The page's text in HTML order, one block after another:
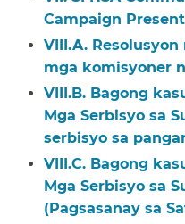
Campaign
VIII.A.
mga komisyoner
VIII.B. Bagong
Mga Serbisyo sa
serbisyo sa
VIII.C. Bagong
Mga Serbisyo sa
(Pagsasanay sa